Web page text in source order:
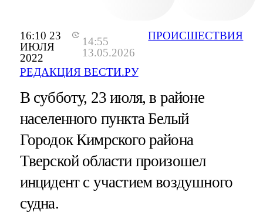
16:10 23
ИЮЛЯ
2022
14:55
13.05.2026
РЕДАКЦИЯ ВЕСТИ.РУ
ПРОИСШЕСТВИЯ
В субботу, 23 июля, в районе
населенного пункта Белый
Городок Кимрского района
Тверской области произошел
инцидент с участием воздушного
судна.